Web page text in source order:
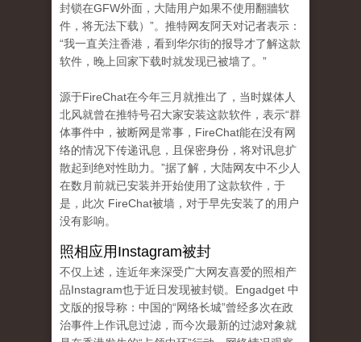
封锁在GFW外面，大陆用户如果不使用翻牆软
件，将无法下载）”。推特网友阿天对记者表示：
“我一直关注香港，看到华尔街的报导才了解这款
软件，晚上回家下载时就发现已被墙了。”
源于FireChat在今年三月就推出了，当时媒体人
北风就曾在推特号召大家安装这款软件，表示“群
体事件中，被断网是常事，FireChat能在没有网
络的情况下传递讯息，且保密身份，将对讯息扩
散起到绝对性助力。”据了解，大陆网友中不少人
在数月前就已安装并开始使用了这款软件，于
是，此次 FireChat被墙，对于早先安装了的用户
没有影响。
照相应用Instagram被封
不仅上述，连近年来深受广大网友喜爱的照相产
品Instagram也于近日发现被封锁。Engadget 中
文版的报导称：中国的“网络长城”曾经多次在政
治事件上作讯息过滤，而今次最新的过滤对象就